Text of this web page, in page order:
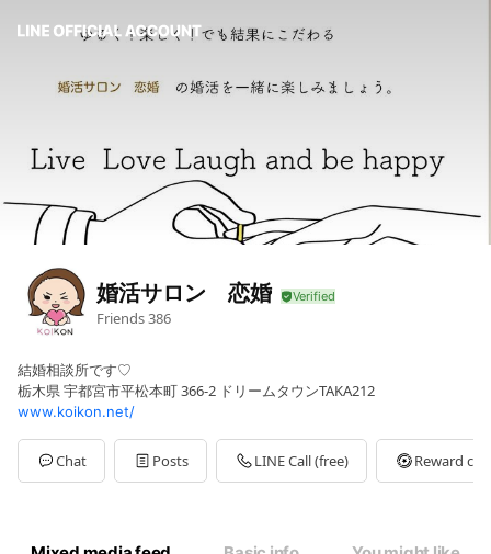
婚活サロン 恋婚
Friends386
結婚相談所です♡
栃木県 宇都宮市平松本町 366-2 ドリームタウンTAKA212
www.koikon.net/
Chat Posts LINE Call (free) Reward